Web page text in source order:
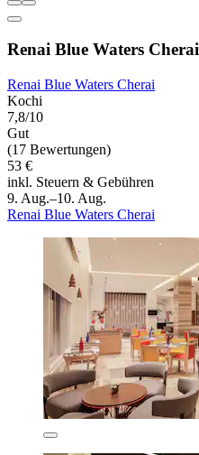
Renai Blue Waters Cherai
Renai Blue Waters Cherai
Kochi
7,8/10
Gut
(17 Bewertungen)
53 €
inkl. Steuern & Gebühren
9. Aug.–10. Aug.
Renai Blue Waters Cherai